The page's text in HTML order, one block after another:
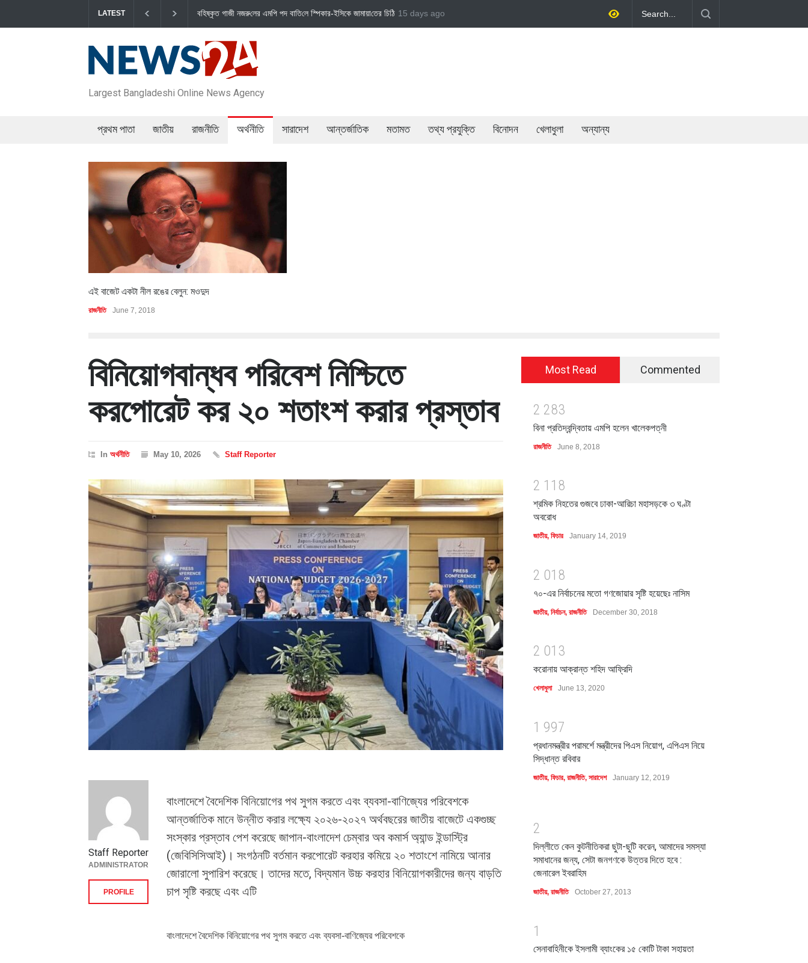
LATEST
বহিষ্কৃত গাজী নজরু‌লের এম‌পি পদ বা‌তি‌লে স্পিকার-ইসিকে জামায়া‌তের চি‌ঠি জামায়াত এমপি গাজী নজরুল ইসলামকে দল থেকে বহিষ্কার বেসরকারি খাতের গতিশীলতায় অর্থনীতি গড়ে তোলাই সরকারের মূল লক্ষ্য: প্রধানমন্ত্রী
15 days ago
Largest Bangladeshi Online News Agency
প্রথম পাতা জাতীয় রাজনীতি অর্থনীতি সারাদেশ আন্তর্জাতিক মতামত তথ্য প্রযুক্তি বিনোদন খেলাধুলা অন্যান্য
এই বাজেট একটা নীল রঙের বেলুন: মওদুদ
রাজনীতি June 7, 2018
বিনিয়োগবান্ধব পরিবেশ নিশ্চিতে
করপোরেট কর ২০ শতাংশ করার প্রস্তাব
In অর্থনীতি May 10, 2026 Staff Reporter
বাংলাদেশে বৈদেশিক বিনিয়োগের পথ সুগম করতে এবং ব্যবসা-বাণিজ্যের পরিবেশকে
আন্তর্জাতিক মানে উন্নীত করার লক্ষ্যে ২০২৬-২০২৭ অর্থবছরের জাতীয় বাজেটে একগুচ্ছ
সংস্কার প্রস্তাব পেশ করেছে জাপান-বাংলাদেশ চেম্বার অব কমার্স অ্যান্ড ইন্ডাস্ট্রি
(জেবিসিসিআই)। সংগঠনটি বর্তমান করপোরেট করহার কমিয়ে ২০ শতাংশে নামিয়ে আনার
জোরালো সুপারিশ করেছে। তাদের মতে, বিদ্যমান উচ্চ করহার বিনিয়োগকারীদের জন্য বাড়তি
চাপ সৃষ্টি করছে এবং এটি
বাংলাদেশে বৈদেশিক বিনিয়োগের পথ সুগম করতে এবং ব্যবসা-বাণিজ্যের পরিবেশকে
Staff Reporter
ADMINISTRATOR
PROFILE
Most Read Commented
2 283
বিনা প্রতিদ্বন্দ্বিতায় এমপি হলেন খালেকপত্নী
রাজনীতি June 8, 2018
2 1 1 8
শ্রমিক নিহতের গুজবে ঢাকা-আরিচা মহাসড়কে ৩ ঘণ্টা
অবরোধ
জাতীয়, ফিচার January 14, 2019
2 01 8
৭০-এর নির্বাচনের মতো গণজোয়ার সৃষ্টি হয়েছেঃ নাসিম
জাতীয়, নির্বাচন, রাজনীতি December 30, 2018
2 01 3
করোনায় আক্রান্ত শহিদ আফ্রিদি
খেলাধুলা June 13, 2020
1 997
প্রধানমন্ত্রীর পরামর্শে মন্ত্রীদের পিএস নিয়োগ, এপিএস নিয়ে
সিদ্ধান্ত রবিবার
জাতীয়, ফিচার, রাজনীতি, সারাদেশ January 12, 2019
2
দিল্লীতে কেন কুটনীতিকরা ছুটা-ছুটি করেন, আমাদের সমস্যা
সমাধানের জন্য, সেটা জনগণকে উত্তর দিতে হবে :
জেনারেল ইবরাহিম
জাতীয়, রাজনীতি October 27, 2013
1
সেনাবাহিনীকে ইসলামী ব্যাংকের ১৫ কোটি টাকা সহায়তা